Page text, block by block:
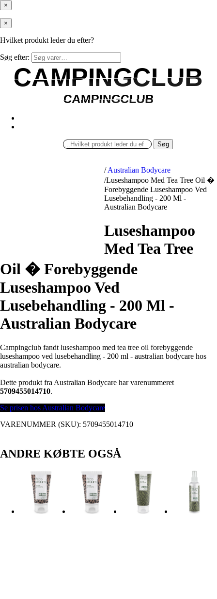
×
×
Hvilket produkt leder du efter?
Søg efter:
CAMPINGCLUB
CAMPINGCLUB
CAMPINGCLUB
CAMPINGCLUB
Søg
/ Australian Bodycare
/Luseshampoo Med Tea Tree Oil �
Forebyggende Luseshampoo Ved
Lusebehandling - 200 Ml -
Australian Bodycare
Luseshampoo
Med Tea Tree
Oil � Forebyggende
Luseshampoo Ved
Lusebehandling - 200 Ml -
Australian Bodycare
Campingclub fandt luseshampoo med tea tree oil forebyggende
luseshampoo ved lusebehandling - 200 ml - australian bodycare hos
australian bodycare.
Dette produkt fra Australian Bodycare har varenummeret
5709455014710.
Se prisen hos Australian Bodycare
VARENUMMER (SKU): 5709455014710
ANDRE KØBTE OGSÅ